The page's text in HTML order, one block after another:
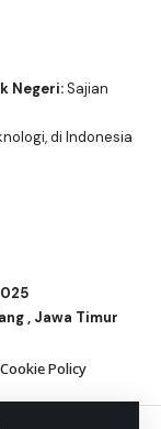
Negeri:Sajian
di Indonesia
, Jawa Timur
Cookie Policy